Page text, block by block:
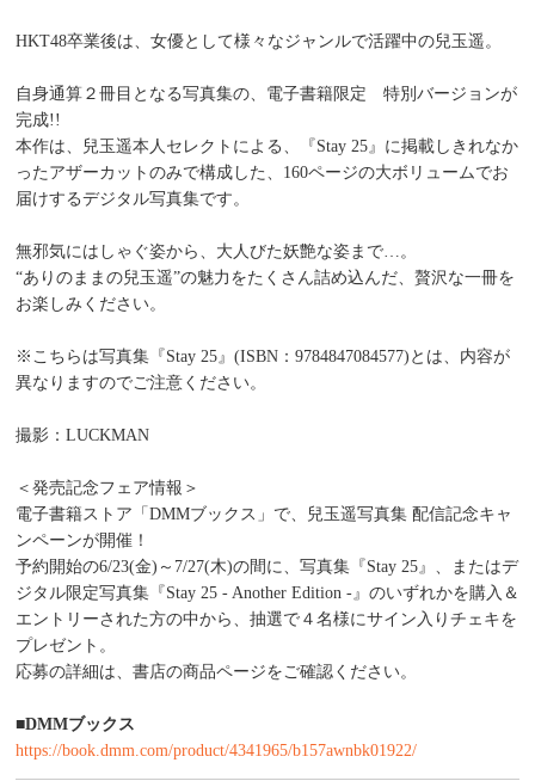
HKT48卒業後は、女優として様々なジャンルで活躍中の兒玉遥。
自身通算２冊目となる写真集の、電子書籍限定 特別バージョンが
完成!!
本作は、兒玉遥本人セレクトによる、『Stay 25』に掲載しきれなか
ったアザーカットのみで構成した、160ページの大ボリュームでお
届けするデジタル写真集です。
無邪気にはしゃぐ姿から、大人びた妖艶な姿まで…。
“ありのままの兒玉遥”の魅力をたくさん詰め込んだ、贅沢な一冊を
お楽しみください。
※こちらは写真集『Stay 25』(ISBN：9784847084577)とは、内容が
異なりますのでご注意ください。
撮影：LUCKMAN
＜発売記念フェア情報＞
電子書籍ストア「DMMブックス」で、兒玉遥写真集 配信記念キャ
ンペーンが開催！
予約開始の6/23(金)～7/27(木)の間に、写真集『Stay 25』、またはデ
ジタル限定写真集『Stay 25 - Another Edition -』のいずれかを購入＆
エントリーされた方の中から、抽選で４名様にサイン入りチェキを
プレゼント。
応募の詳細は、書店の商品ページをご確認ください。
■DMMブックス
https://book.dmm.com/product/4341965/b157awnbk01922/